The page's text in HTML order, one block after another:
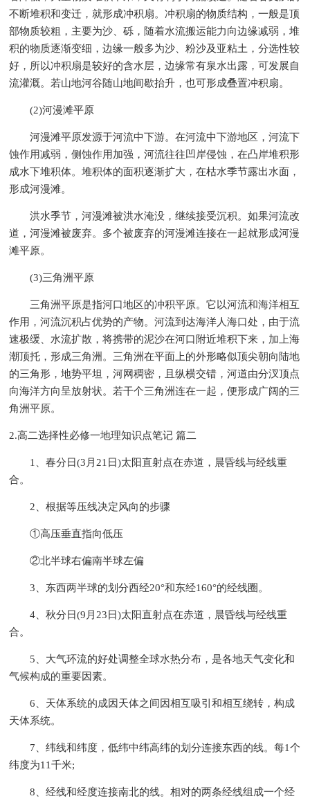
不断堆积和变迁，就形成冲积扇。冲积扇的物质结构，一般是顶
部物质较粗，主要为沙、砾，随着水流搬运能力向边缘减弱，堆
积的物质逐渐变细，边缘一般多为沙、粉沙及亚粘土，分选性较
好，所以冲积扇是较好的含水层，边缘常有泉水出露，可发展自
流灌溉。若山地河谷随山地间歇抬升，也可形成叠置冲积扇。
(2)河漫滩平原
河漫滩平原发源于河流中下游。在河流中下游地区，河流下
蚀作用减弱，侧蚀作用加强，河流往往凹岸侵蚀，在凸岸堆积形
成水下堆积体。堆积体的面积逐渐扩大，在枯水季节露出水面，
形成河漫滩。
洪水季节，河漫滩被洪水淹没，继续接受沉积。如果河流改
道，河漫滩被废弃。多个被废弃的河漫滩连接在一起就形成河漫
滩平原。
(3)三角洲平原
三角洲平原是指河口地区的冲积平原。它以河流和海洋相互
作用，河流沉积占优势的产物。河流到达海洋人海口处，由于流
速极缓、水流扩散，将携带的泥沙在河口附近堆积下来，加上海
潮顶托，形成三角洲。三角洲在平面上的外形略似顶尖朝向陆地
的三角形，地势平坦，河网稠密，且纵横交错，河道由分汊顶点
向海洋方向呈放射状。若干个三角洲连在一起，便形成广阔的三
角洲平原。
2.高二选择性必修一地理知识点笔记 篇二
1、春分日(3月21日)太阳直射点在赤道，晨昏线与经线重
合。
2、根据等压线决定风向的步骤
①高压垂直指向低压
②北半球右偏南半球左偏
3、东西两半球的划分西经20°和东经160°的经线圈。
4、秋分日(9月23日)太阳直射点在赤道，晨昏线与经线重
合。
5、大气环流的好处调整全球水热分布，是各地天气变化和
气候构成的重要因素。
6、天体系统的成因天体之间因相互吸引和相互绕转，构成
天体系统。
7、纬线和纬度，低纬中纬高纬的划分连接东西的线。每1个
纬度为11千米;
8、经线和经度连接南北的线。相对的两条经线组成一个经